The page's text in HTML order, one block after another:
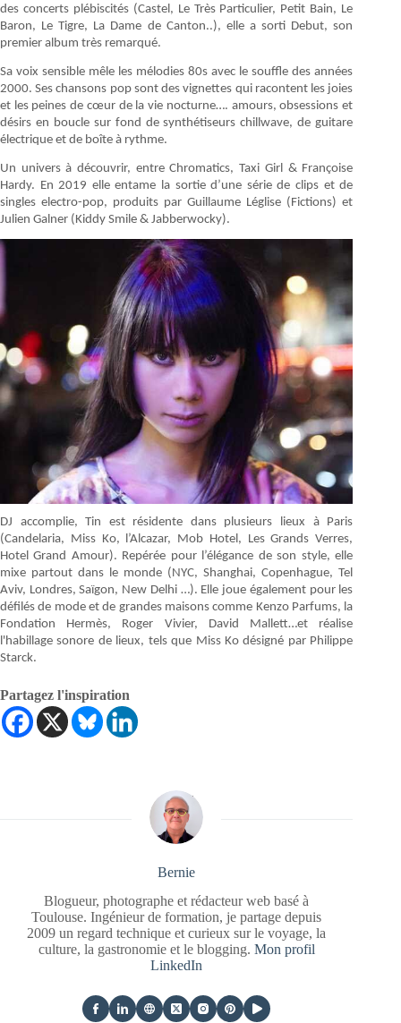
des concerts plébiscités (Castel, Le Très Particulier, Petit Bain, Le
Baron, Le Tigre, La Dame de Canton..), elle a sorti Debut, son
premier album très remarqué.
Sa voix sensible mêle les mélodies 80s avec le souffle des années
2000. Ses chansons pop sont des vignettes qui racontent les joies
et les peines de cœur de la vie nocturne…. amours, obsessions et
désirs en boucle sur fond de synthétiseurs chillwave, de guitare
électrique et de boîte à rythme.
Un univers à découvrir, entre Chromatics, Taxi Girl & Françoise
Hardy. En 2019 elle entame la sortie d’une série de clips et de
singles electro-pop, produits par Guillaume Léglise (Fictions) et
Julien Galner (Kiddy Smile & Jabberwocky).
DJ accomplie, Tin est résidente dans plusieurs lieux à Paris
(Candelaria, Miss Ko, l’Alcazar, Mob Hotel, Les Grands Verres,
Hotel Grand Amour). Repérée pour l’élégance de son style, elle
mixe partout dans le monde (NYC, Shanghai, Copenhague, Tel
Aviv, Londres, Saïgon, New Delhi …). Elle joue également pour les
défilés de mode et de grandes maisons comme Kenzo Parfums, la
Fondation Hermès, Roger Vivier, David Mallett…et réalise
l'habillage sonore de lieux, tels que Miss Ko désigné par Philippe
Starck.
Partagez l'inspiration
Bernie
Blogueur, photographe et rédacteur web basé à
Toulouse. Ingénieur de formation, je partage depuis
2009 un regard technique et curieux sur le voyage, la
culture, la gastronomie et le blogging. Mon profil
LinkedIn